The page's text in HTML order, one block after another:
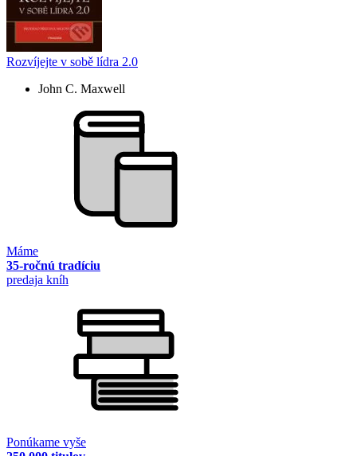
Rozvíjejte v sobě lídra 2.0
John C. Maxwell
Máme
35-ročnú tradíciu
predaja kníh
Ponúkame vyše